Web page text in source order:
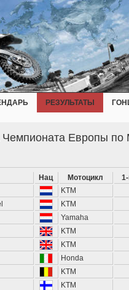
РЕЗУЛЬТАТЫ
Чемпионата Европы по
Нац Мотоцикл
KTM
KTM
Yamaha
KTM
KTM
Honda
KTM
KTM